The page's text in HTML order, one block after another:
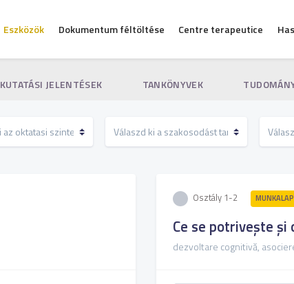
Eszközök Dokumentum féltöltése Centre terapeutice
KUTATÁSI JELENTÉSEK TANKÖNYVEK
Osztály 1-2
Ce se potrivește și
dezvoltare cognitivă,